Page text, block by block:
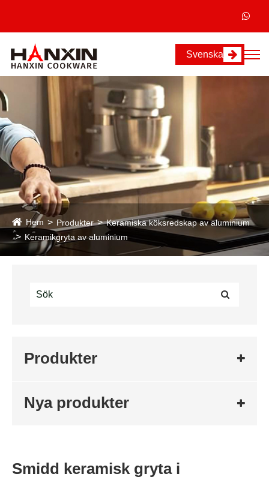
Svenska
Hem Produkter
Keramiska köksredskap av aluminium
Keramikgryta av aluminium
Produkter
Nya produkter
Smidd keramisk gryta i